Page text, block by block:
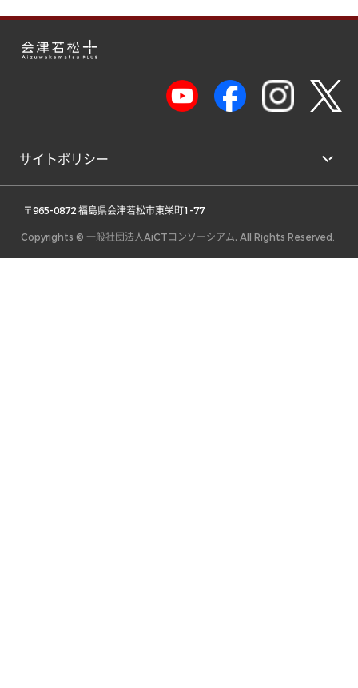
サイトポリシー
〒965-0872 福島県会津若松市東栄町1-77
Copyrights © 一般社団法人AiCTコンソーシアム, All Rights Reserved.